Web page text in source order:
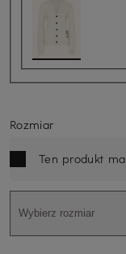
Rozmiar
Ten produkt ma
Wybierz rozmiar